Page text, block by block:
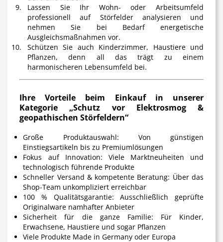
Lassen Sie Ihr Wohn- oder Arbeitsumfeld
professionell auf Störfelder analysieren und
nehmen Sie bei Bedarf energetische
Ausgleichsmaßnahmen vor.
Schützen Sie auch Kinderzimmer, Haustiere und
Pflanzen, denn all das trägt zu einem
harmonischeren Lebensumfeld bei.
Ihre Vorteile beim Einkauf in unserer
Kategorie „Schutz vor Elektrosmog &
geopathischen Störfeldern“
Große Produktauswahl: Von günstigen
Einstiegsartikeln bis zu Premiumlösungen
Fokus auf Innovation: Viele Marktneuheiten und
technologisch führende Produkte
Schneller Versand & kompetente Beratung: Über das
Shop-Team unkompliziert erreichbar
100 % Qualitätsgarantie: Ausschließlich geprüfte
Originalware namhafter Anbieter
Sicherheit für die ganze Familie: Für Kinder,
Erwachsene, Haustiere und sogar Pflanzen
Viele Produkte Made in Germany oder Europa